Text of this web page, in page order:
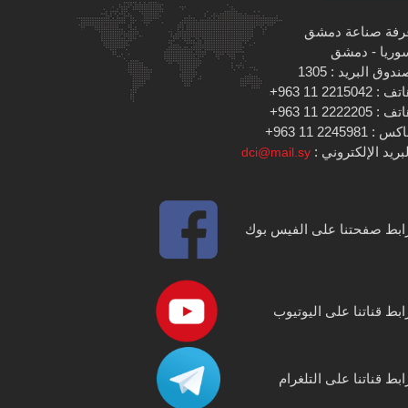
صناعة دمشق
- دمشق
البريد : 1305
: 2215042 11 963+
: 2222205 11 963+
: 2245981 11 963+
الإلكتروني : dci@mail.sy
صفحتنا على الفيس بوك
قناتنا على اليوتيوب
قناتنا على التلغرام